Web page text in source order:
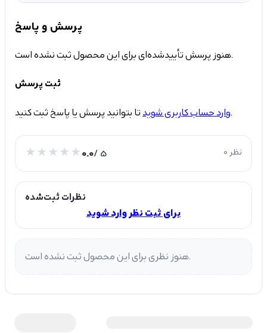
پرسش و پاسخ
هنوز پرسش تأییدشده‌ای برای این محصول ثبت نشده است.
ثبت پرسش
وارد حساب کاربری شویدتا بتوانید پرسش یا پاسخ ثبت کنید.
0.0/ 5 0 نظر
نظرات ثبت‌شده
برای ثبت نظر وارد شوید
هنوز نظری برای این محصول ثبت نشده است.